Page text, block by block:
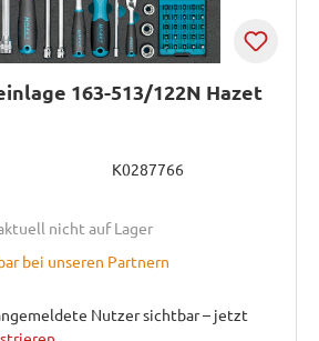
163-513/122N Hazet
K0287766
nicht auf Lager
bei unseren Partnern
Nutzer sichtbar – jetzt